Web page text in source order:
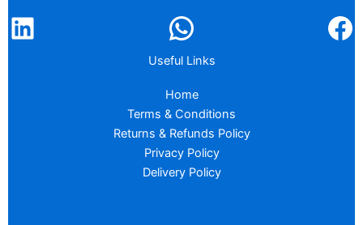
Useful Links
Home
Terms & Conditions
Returns & Refunds Policy
Privacy Policy
Delivery Policy